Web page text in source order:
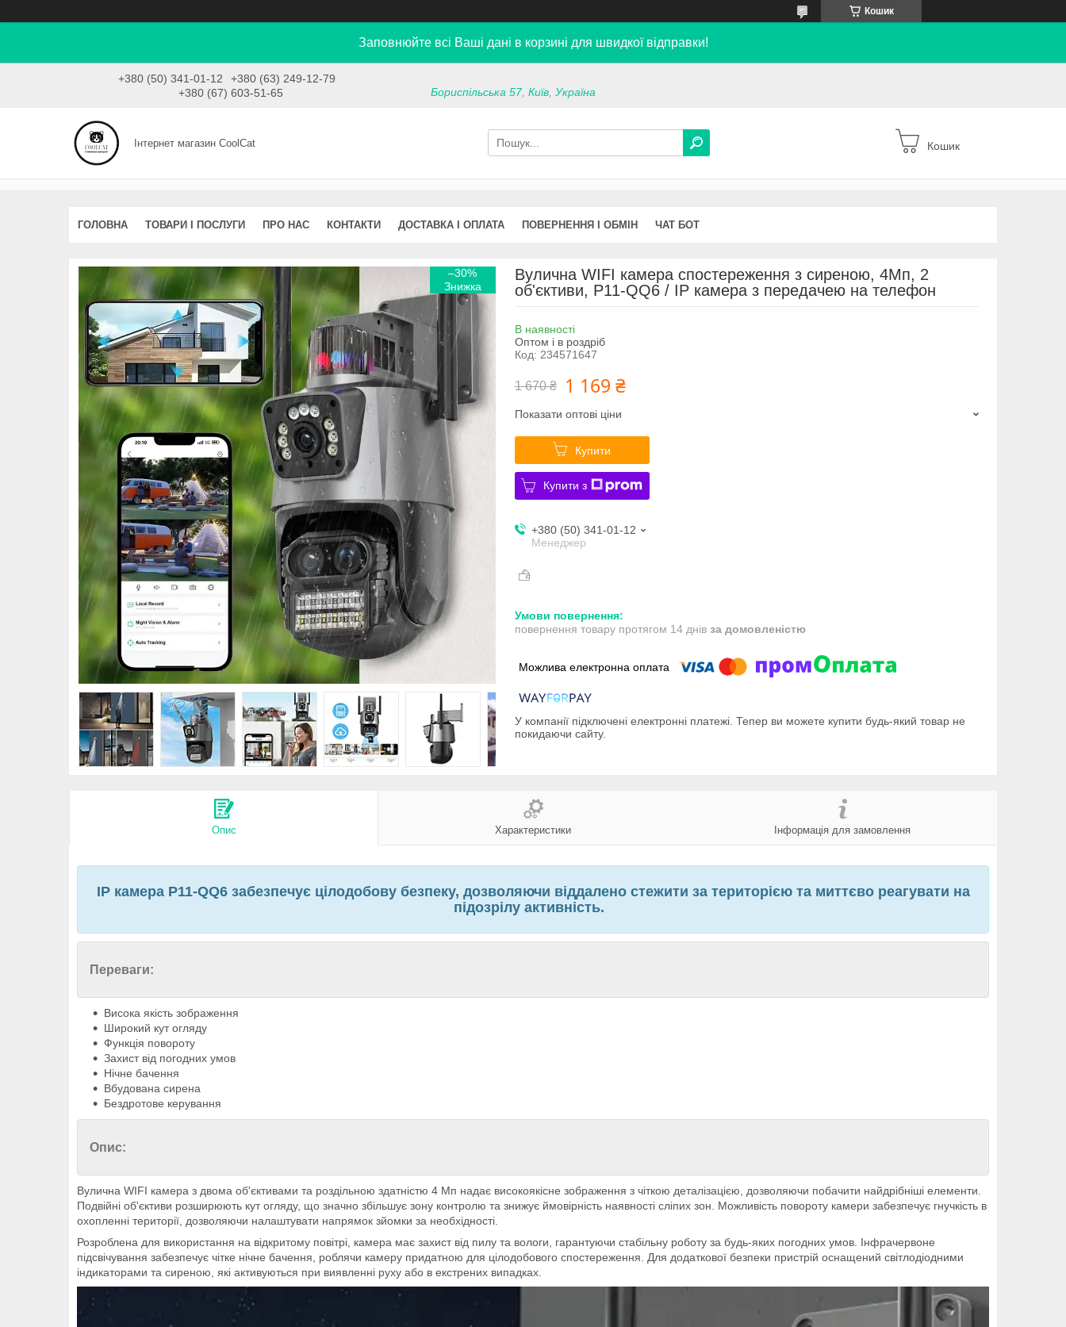
Кошик
Заповнюйте всі Ваші дані в корзині для швидкої відправки!
+380 (50) 341-01-12
+380 (63) 249-12-79
+380 (67) 603-51-65
Бориспільська 57, Київ, Україна
Інтернет магазин CoolCat Кошик
ГОЛОВНА ТОВАРИ І ПОСЛУГИ ПРО НАС КОНТАКТИ ДОСТАВКА І ОПЛАТА ПОВЕРНЕННЯ І ОБМІН ЧАТ БОТ
–30%
Вулична WIFI камера спостереження з сиреною, 4Мп, 2
об'єктиви, P11-QQ6 / IP камера з передачею на телефон
В наявності
Оптом і в роздріб
Код: 234571647
1 670 ₴ 1 169 ₴
Показати оптові ціни
Купити
Купити з
+380 (50) 341-01-12
Менеджер
повернення товару протягом 14 днів за домовленістю
У компанії підключені електронні платежі. Тепер ви можете купити будь-який товар не
покидаючи сайту.
Опис Характеристики Інформація для замовлення
IP камера P11-QQ6 забезпечує цілодобову безпеку, дозволяючи віддалено стежити за територією та миттєво реагувати на
підозрілу активність.
Переваги:
Висока якість зображення
Широкий кут огляду
Функція повороту
Захист від погодних умов
Нічне бачення
Вбудована сирена
Бездротове керування
Опис:
Вулична WIFI камера з двома об'єктивами та роздільною здатністю 4 Мп надає високоякісне зображення з чіткою деталізацією, дозволяючи побачити найдрібніші елементи.
Подвійні об'єктиви розширюють кут огляду, що значно збільшує зону контролю та знижує ймовірність наявності сліпих зон. Можливість повороту камери забезпечує гнучкість в
охопленні території, дозволяючи налаштувати напрямок зйомки за необхідності.
Розроблена для використання на відкритому повітрі, камера має захист від пилу та вологи, гарантуючи стабільну роботу за будь-яких погодних умов. Інфрачервоне
підсвічування забезпечує чітке нічне бачення, роблячи камеру придатною для цілодобового спостереження. Для додаткової безпеки пристрій оснащений світлодіодними
індикаторами та сиреною, які активуються при виявленні руху або в екстрених випадках.